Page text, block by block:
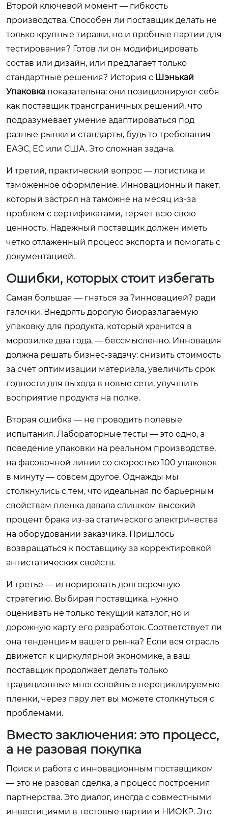
Второй ключевой момент — гибкость
производства. Способен ли поставщик делать не
только крупные тиражи, но и пробные партии для
тестирования? Готов ли он модифицировать
состав или дизайн, или предлагает только
стандартные решения? История с Шэнькай
Упаковка показательна: они позиционируют себя
как поставщик трансграничных решений, что
подразумевает умение адаптироваться под
разные рынки и стандарты, будь то требования
ЕАЭС, ЕС или США. Это сложная задача.
И третий, практический вопрос — логистика и
таможенное оформление. Инновационный пакет,
который застрял на таможне на месяц из-за
проблем с сертификатами, теряет всю свою
ценность. Надежный поставщик должен иметь
четко отлаженный процесс экспорта и помогать с
документацией.
Ошибки, которых стоит избегать
Самая большая — гнаться за ?инновацией? ради
галочки. Внедрять дорогую биоразлагаемую
упаковку для продукта, который хранится в
морозилке два года, — бессмысленно. Инновация
должна решать бизнес-задачу: снизить стоимость
за счет оптимизации материала, увеличить срок
годности для выхода в новые сети, улучшить
восприятие продукта на полке.
Вторая ошибка — не проводить полевые
испытания. Лабораторные тесты — это одно, а
поведение упаковки на реальном производстве,
на фасовочной линии со скоростью 100 упаковок
в минуту — совсем другое. Однажды мы
столкнулись с тем, что идеальная по барьерным
свойствам пленка давала слишком высокий
процент брака из-за статического электричества
на оборудовании заказчика. Пришлось
возвращаться к поставщику за корректировкой
антистатических свойств.
И третье — игнорировать долгосрочную
стратегию. Выбирая поставщика, нужно
оценивать не только текущий каталог, но и
дорожную карту его разработок. Соответствует ли
она тенденциям вашего рынка? Если вся отрасль
движется к циркулярной экономике, а ваш
поставщик продолжает делать только
традиционные многослойные нерециклируемые
пленки, через пару лет вы можете столкнуться с
проблемами.
Вместо заключения: это процесс,
а не разовая покупка
Поиск и работа с инновационным поставщиком
— это не разовая сделка, а процесс построения
партнерства. Это диалог, иногда с совместными
инвестициями в тестовые партии и НИОКР. Это